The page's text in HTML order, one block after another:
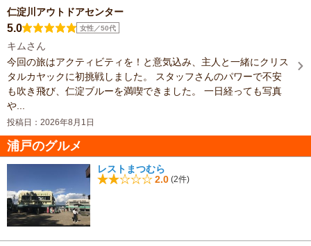
仁淀川アウトドアセンター
5.0 女性／50代
キムさん
今回の旅はアクティビティを！と意気込み、主人と一緒にクリス
タルカヤックに初挑戦しました。 スタッフさんのパワーで不安
も吹き飛び、仁淀ブルーを満喫できました。 一日経っても写真
や...
投稿日：2026年8月1日
浦戸のグルメ
レストまつむら
2.0 (2件)